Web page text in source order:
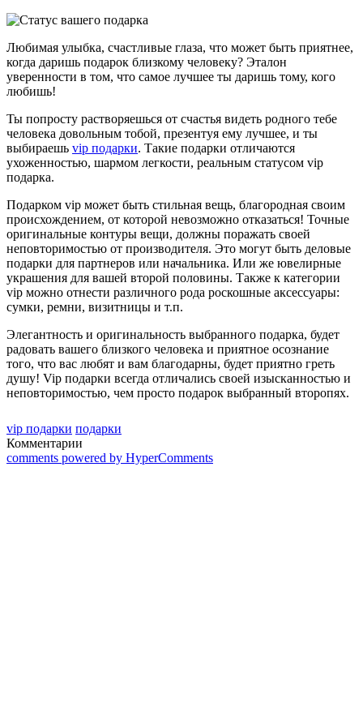
Любимая улыбка, счастливые глаза, что может быть приятнее,
когда даришь подарок близкому человеку? Эталон
уверенности в том, что самое лучшее ты даришь тому, кого
любишь!
Ты попросту растворяешься от счастья видеть родного тебе
человека довольным тобой, презентуя ему лучшее, и ты
выбираешь vip подарки. Такие подарки отличаются
ухоженностью, шармом легкости, реальным статусом vip
подарка.
Подарком vip может быть стильная вещь, благородная своим
происхождением, от которой невозможно отказаться! Точные
оригинальные контуры вещи, должны поражать своей
неповторимостью от производителя. Это могут быть деловые
подарки для партнеров или начальника. Или же ювелирные
украшения для вашей второй половины. Также к категории
vip можно отнести различного рода роскошные аксессуары:
сумки, ремни, визитницы и т.п.
Элегантность и оригинальность выбранного подарка, будет
радовать вашего близкого человека и приятное осознание
того, что вас любят и вам благодарны, будет приятно греть
душу! Vip подарки всегда отличались своей изысканностью и
неповторимостью, чем просто подарок выбранный второпях.
vip подарки подарки
Комментарии
comments powered by HyperComments